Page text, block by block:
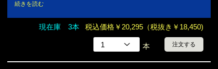
続きを読む
現在庫 3本 税込価格￥20,295（税抜き￥18,450)
本 注文する